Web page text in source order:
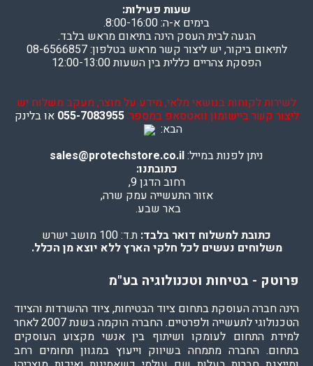
שעות פעילות:
בימים א-ה: 8:00-16:00.
הגעה לבית העסק הינה בתיאום מראש בלבד.
לתיאום ביקור, יש ליצור קשר מראש בטלפון: 08-6566857
הפסקת צהריים כללית בין השעות 12:00-13:00
לשירות לקוחות בנושאי מלאי, מידע על מוצר, מעקב משלוח יש
ליצור קשר ביישומון וואטסאפ במספר:055-7083955 או בלינק
הבא:
ניתן לפנות במייל:sales@protechstore.co.il
כתובתנו:
רחוב הדגן 9,
אזור התעשייה עמק שרה,
באר שבע.
כתובת למשלוח דואר בלבד: ת.ד: 100 מושב ישרש
משלוחים נעשים לכל חלקי הארץ ללא יוצא מן הכלל.
פרוטק - בטיחות וטכנולוגיה בע"מ
הינה חברה העוסקת בתחום ציוד הבטיחות, ציוד ההשרדות והציוד
הטכנולוגי לתעשייה ולפרטיים. החברה הוקמה בשנת 2007 לאחר
למידת התחום לעומקו ושיתוף בין אנשי מקצוע העוסקים
בתחום. החברה מתמחה בשיווק וייעוץ במגוון תחומים רחב